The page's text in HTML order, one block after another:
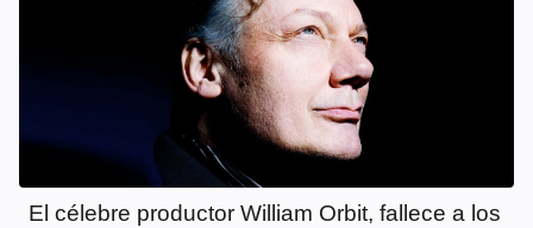
El célebre productor William Orbit, fallece a los